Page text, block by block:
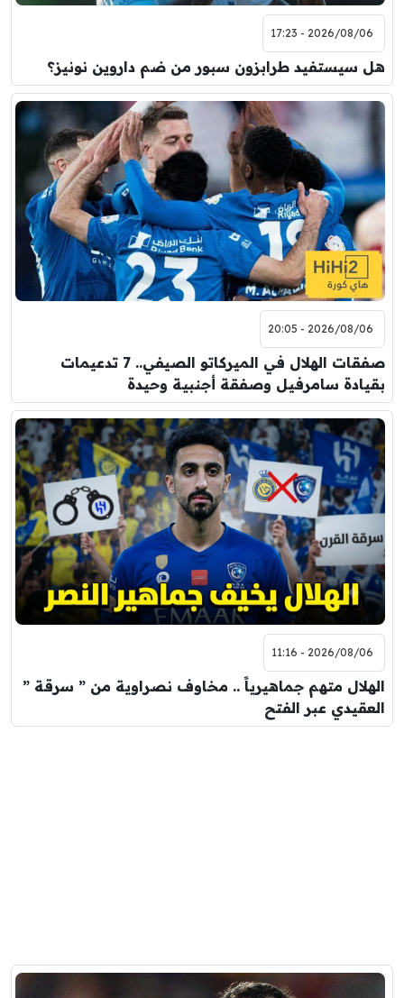
2026/08/06 - 17:23
هل سيستفيد طرابزون سبور من ضم داروين نونيز؟
2026/08/06 - 20:05
صفقات الهلال في الميركاتو الصيفي.. 7 تدعيمات
بقيادة سامرفيل وصفقة أجنبية وحيدة
2026/08/06 - 11:16
الهلال متهم جماهيرياً .. مخاوف نصراوية من ” سرقة ”
العقيدي عبر الفتح